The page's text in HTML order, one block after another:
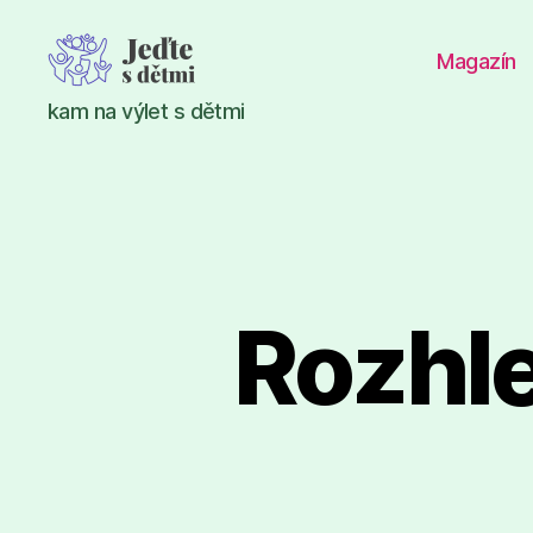
Jeďte
s
kam na výlet s dětmi
Magazín